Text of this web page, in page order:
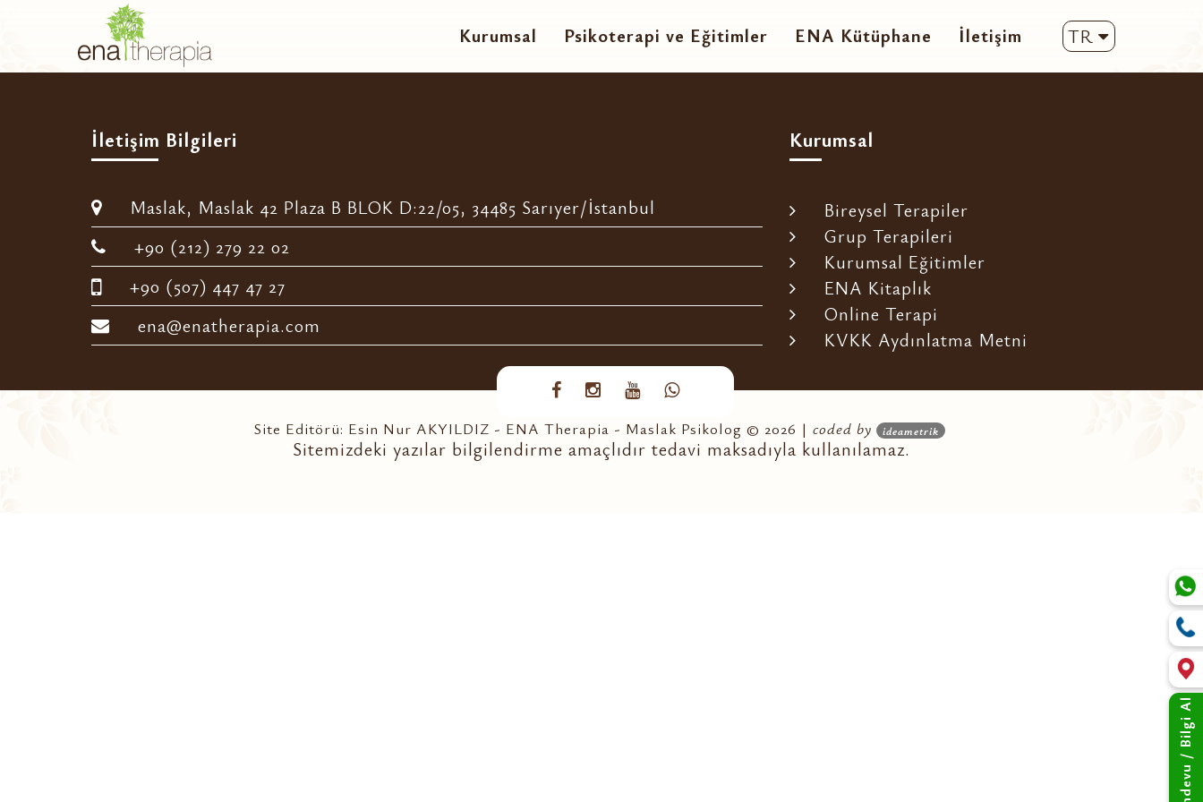
Kurumsal Psikoterapi ve Eğitimler ENA Kütüphane İletişim TR
İletişim Bilgileri
Maslak, Maslak 42 Plaza B BLOK D:22/05, 34485 Sarıyer/İstanbul
+90 (212) 279 22 02
+90 (507) 447 47 27
ena@enatherapia.com
Kurumsal
Bireysel Terapiler
Grup Terapileri
Kurumsal Eğitimler
ENA Kitaplık
Online Terapi
KVKK Aydınlatma Metni
Site Editörü: Esin Nur AKYILDIZ - ENA Therapia - Maslak Psikolog © 2026 | coded by ideametrik
Sitemizdeki yazılar bilgilendirme amaçlıdır tedavi maksadıyla kullanılamaz.
Randevu / Bilgi Al